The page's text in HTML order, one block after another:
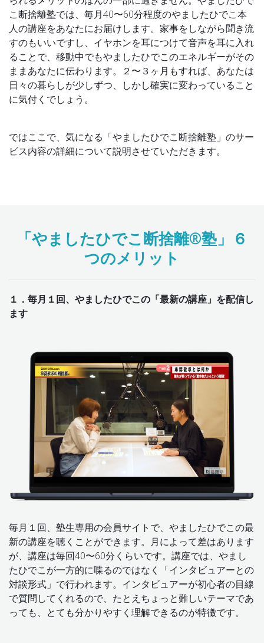
こ断捨離塾では、毎月40〜60分程度のやましたひでこ本
人の講座をあなたにお届けします。家事をしながら聞き流
すのもいいですし、イヤホンを耳につけて音声を耳に入れ
ることで、移動中でもやましたひでこのエネルギーがその
ままあなたに伝わります。２〜３ヶ月もすれば、あなたは
日々の暮らしが少しずつ、しかし確実に変わっていること
に気付くでしょう。
ではここで、気になる「やましたひでこ断捨離塾」のサー
ビス内容の詳細について説明させていただきます。
「やましたひでこ断捨離®塾」６
つのメリット
１．毎月１回、やましたひでこの「最新の講座」を配信し
ます
毎月１回、塾生専用の会員サイトで、やましたひでこの最
新の講座を聴くことができます。月によって差はあります
が、講座は毎回40〜60分くらいです。講座では、やまし
たひでこが一方的に喋るのではなく「インタビュアーとの
対談形式」で行われます。インタビュアーが初心者の目線
で質問してくれるので、たとえちょっと難しいテーマであ
っても、とても分かりやすく理解できるのが特徴です。